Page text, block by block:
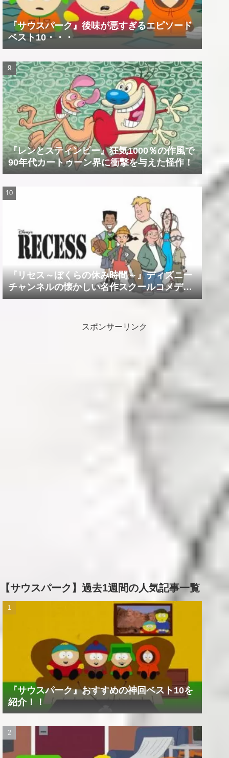
『サウスパーク』後味が悪すぎるエピソード
ベスト10・・・
『レンとスティンピー』狂気1000％の作風で
90年代カートゥーン界に衝撃を与えた怪作！
『リセス～ぼくらの休み時間～』ディズニー
チャンネルの懐かしい名作スクールコメデ
ィ！！
スポンサーリンク
【サウスパーク】過去1週間の人気記事一覧
『サウスパーク』おすすめの神回ベスト10を
紹介！！